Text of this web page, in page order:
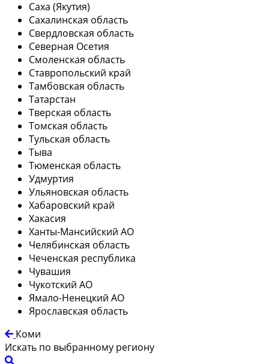
Саха (Якутия)
Сахалинская область
Свердловская область
Северная Осетия
Смоленская область
Ставропольский край
Тамбовская область
Татарстан
Тверская область
Томская область
Тульская область
Тыва
Тюменская область
Удмуртия
Ульяновская область
Хабаровский край
Хакасия
Ханты-Мансийский АО
Челябинская область
Чеченская республика
Чувашия
Чукотский АО
Ямало-Ненецкий АО
Ярославская область
Коми
Искать по выбранному региону